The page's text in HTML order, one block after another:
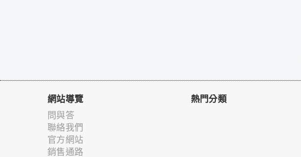
網站導覽
問與答
聯絡我們
官方網站
銷售通路
熱門分類